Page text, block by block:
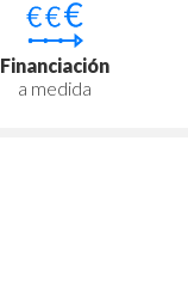
Financiación
a medida